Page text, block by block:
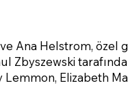
Ana Helstrom, özel
Zbyszewski
Elizabeth